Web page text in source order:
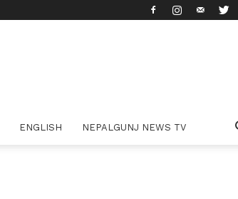
ENGLISH NEPALGUNJ NEWS TV